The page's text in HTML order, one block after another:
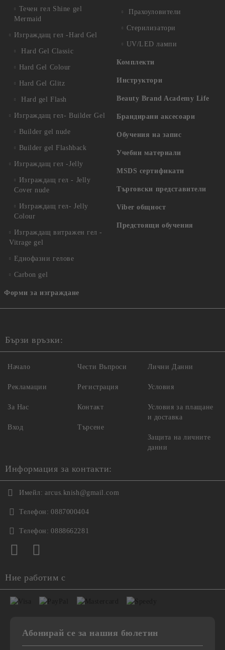
Течен гел Shine gel
Mermaid
Изграждащ гел -Hard Gel
Hard Gel Classic
Hard Gel Colour
Hard Gel Glitz
Hard gel Flash
Изграждащ гел- Builder Gel
Builder gel nude
Builder gel Flashback
Изграждащ гел -Jelly
Изграждащ гел - Jelly
Cover nude
Изграждащ гел- Jelly
Colour
Изграждащ витражен гел -
Vitrage gel
Еднофазни гелове
Carbon gel
Форми за изграждане
Прахоуловители
Стерилизатори
UV/LED лампи
Комплекти
Инструктори
Beauty Brand Academy Life
Брандирани аксесоари
Обучения на запис
Учебни материали
MSDS сертификати
Търговски представители
Viber общност
Предстоящи обучения
Бързи връзки:
Начало
Рекламации
За Нас
Вход
Чести Въпроси
Регистрация
Контакт
Търсене
Лични Данни
Условия
Условия за плащане
и доставка
Защита на личните
данни
Информация за контакти:
Имейл: arcus.knish@gmail.com
Телефон: 0887000404
Телефон: 0888662281
Ние работим с
Абонирай се за нашия бюлетин